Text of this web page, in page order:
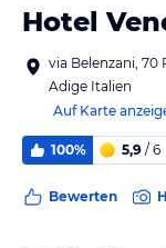
Hotel
via Belenzani, 70
Adige Italien
Auf Karte
100% 5,9 / 6
Bewerten